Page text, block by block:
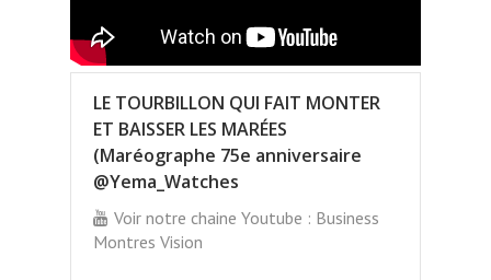
LE TOURBILLON QUI FAIT MONTER
ET BAISSER LES MARÉES
(Maréographe 75e anniversaire
@Yema_Watches
Voir notre chaine Youtube : Business
Montres Vision